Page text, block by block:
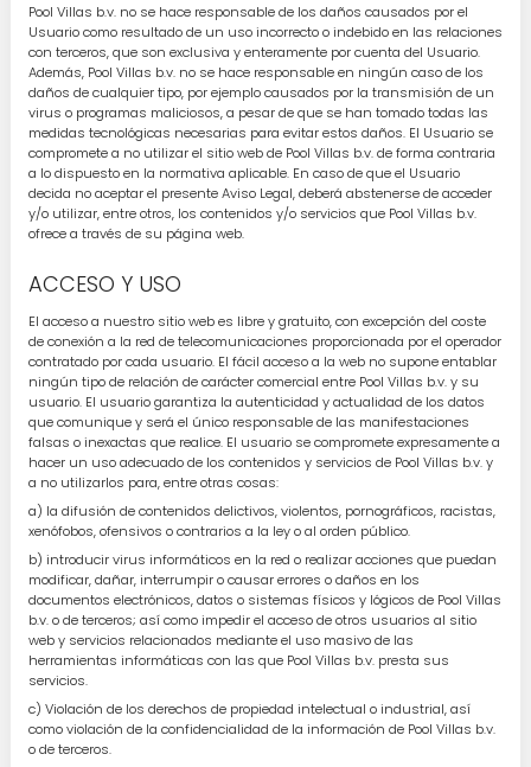
Pool Villas b.v. no se hace responsable de los daños causados por el
Usuario como resultado de un uso incorrecto o indebido en las relaciones
con terceros, que son exclusiva y enteramente por cuenta del Usuario.
Además, Pool Villas b.v. no se hace responsable en ningún caso de los
daños de cualquier tipo, por ejemplo causados por la transmisión de un
virus o programas maliciosos, a pesar de que se han tomado todas las
medidas tecnológicas necesarias para evitar estos daños. El Usuario se
compromete a no utilizar el sitio web de Pool Villas b.v. de forma contraria
a lo dispuesto en la normativa aplicable. En caso de que el Usuario
decida no aceptar el presente Aviso Legal, deberá abstenerse de acceder
y/o utilizar, entre otros, los contenidos y/o servicios que Pool Villas b.v.
ofrece a través de su página web.
ACCESO Y USO
El acceso a nuestro sitio web es libre y gratuito, con excepción del coste
de conexión a la red de telecomunicaciones proporcionada por el operador
contratado por cada usuario. El fácil acceso a la web no supone entablar
ningún tipo de relación de carácter comercial entre Pool Villas b.v. y su
usuario. El usuario garantiza la autenticidad y actualidad de los datos
que comunique y será el único responsable de las manifestaciones
falsas o inexactas que realice. El usuario se compromete expresamente a
hacer un uso adecuado de los contenidos y servicios de Pool Villas b.v. y
a no utilizarlos para, entre otras cosas:
a) la difusión de contenidos delictivos, violentos, pornográficos, racistas,
xenófobos, ofensivos o contrarios a la ley o al orden público.
b) introducir virus informáticos en la red o realizar acciones que puedan
modificar, dañar, interrumpir o causar errores o daños en los
documentos electrónicos, datos o sistemas físicos y lógicos de Pool Villas
b.v. o de terceros; así como impedir el acceso de otros usuarios al sitio
web y servicios relacionados mediante el uso masivo de las
herramientas informáticas con las que Pool Villas b.v. presta sus
servicios.
c) Violación de los derechos de propiedad intelectual o industrial, así
como violación de la confidencialidad de la información de Pool Villas b.v.
o de terceros.